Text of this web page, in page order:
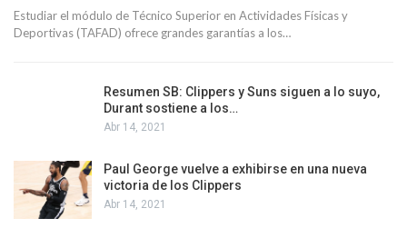
Estudiar el módulo de Técnico Superior en Actividades Físicas y
Deportivas (TAFAD) ofrece grandes garantías a los…
Resumen SB: Clippers y Suns siguen a lo suyo,
Durant sostiene a los…
Abr 14, 2021
Paul George vuelve a exhibirse en una nueva
victoria de los Clippers
Abr 14, 2021